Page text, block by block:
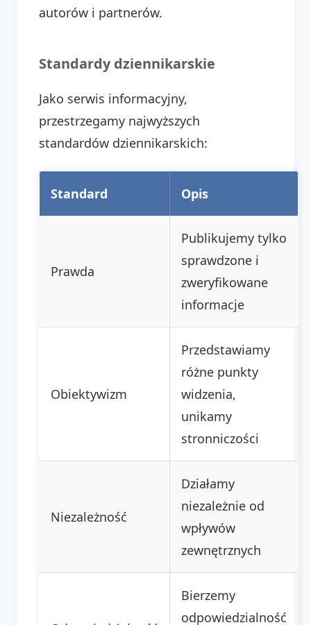
autorów i partnerów.
Standardy dziennikarskie
Jako serwis informacyjny,
przestrzegamy najwyższych
standardów dziennikarskich:
Standard Opis
Prawda
Publikujemy tylko
sprawdzone i
zweryfikowane
informacje
Obiektywizm
Przedstawiamy
różne punkty
widzenia,
unikamy
stronniczości
Niezależność
Działamy
niezależnie od
wpływów
zewnętrznych
Bierzemy
odpowiedzialność